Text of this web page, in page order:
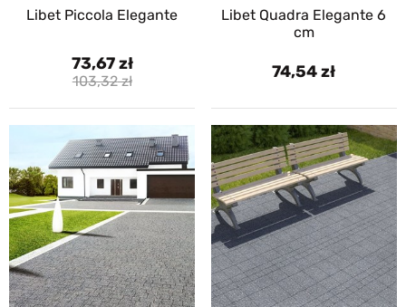
Libet Piccola Elegante
73,67
103,32
Libet Quadra Elegante 6
cm
74,54